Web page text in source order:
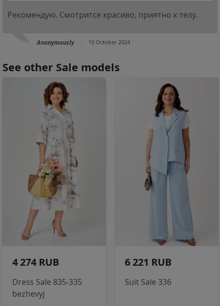
Рекомендую. Смотрится красиво, приятно к телу.
Anonymously 10 October 2024
See other Sale models
4 274 RUB
Dress Sale 835-335
bezhevyj
6 221 RUB
Suit Sale 336